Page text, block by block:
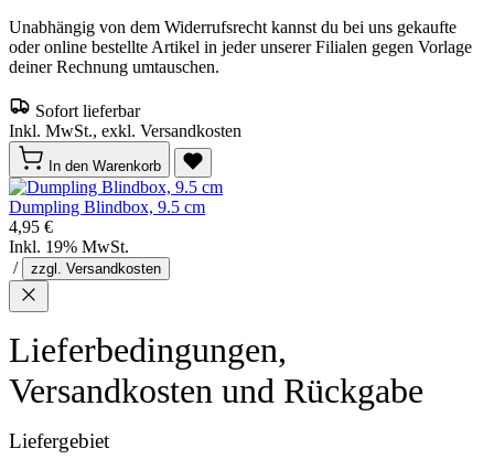
Unabhängig von dem Widerrufsrecht kannst du bei uns gekaufte
oder online bestellte Artikel in jeder unserer Filialen gegen Vorlage
deiner Rechnung umtauschen.
Sofort lieferbar
Inkl. MwSt., exkl. Versandkosten
In den Warenkorb
Dumpling Blindbox, 9.5 cm
4,95 €
Inkl. 19% MwSt.
/
zzgl. Versandkosten
Lieferbedingungen,
Versandkosten und Rückgabe
Liefergebiet